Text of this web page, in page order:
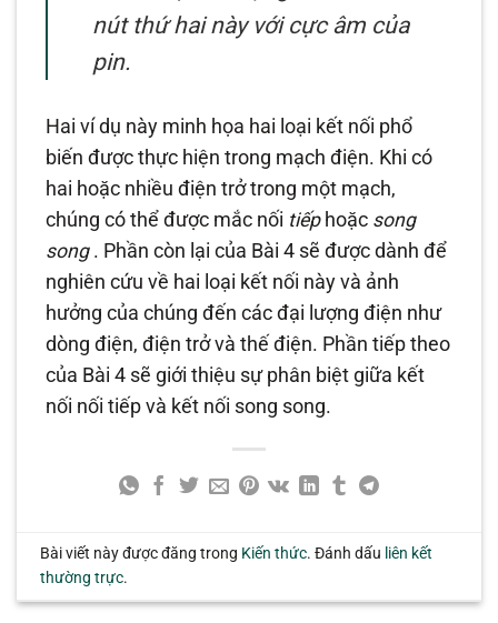
nút thứ hai này với cực âm của
pin.
Hai ví dụ này minh họa hai loại kết nối phổ
biến được thực hiện trong mạch điện. Khi có
hai hoặc nhiều điện trở trong một mạch,
chúng có thể được mắc nối tiếphoặc song
song. Phần còn lại của Bài 4 sẽ được dành để
nghiên cứu về hai loại kết nối này và ảnh
hưởng của chúng đến các đại lượng điện như
dòng điện, điện trở và thế điện. Phần tiếp theo
của Bài 4 sẽ giới thiệu sự phân biệt giữa kết
nối nối tiếp và kết nối song song.
Bài viết này được đăng trong Kiến thức. Đánh dấu liên kết
thường trực.